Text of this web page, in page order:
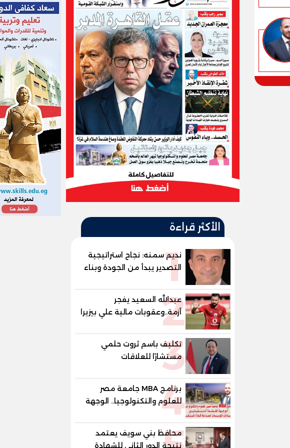
الأكثر قراءة
1
نديم سمنه: نجاح استراتيجية
التصدير يبدأ من الجودة وبناء
الثقة في شعار "صنع في
مصر"
2
عبدالله السعيد يفجر
أزمة..وعقوبات مالية علي بيزيرا
وبانزا
3
تكليف باسم ثروت حلمي
مستشارًا للعلاقات
الدبلوماسية وعضوًا بالهيئة
«جاد جمينت يوإن»
4
برنامج MBA جامعة مصر
للعلوم والتكنولوجيا.. الوجهة
المفضلة للتنفيذيين وقيادات
المستقبل
محافظ بني سويف يعتمد
نتيجة الدور الثاني للشهادة